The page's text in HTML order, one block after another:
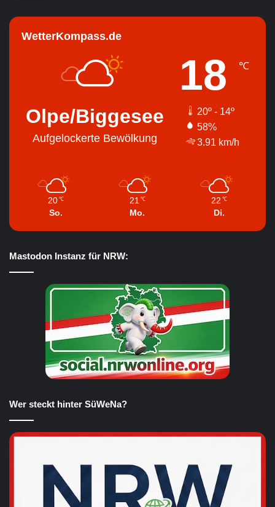
WetterKompass.de
Olpe/Biggesee
Aufgelockerte Bewölkung
18 ℃
20º - 14º
58%
3.91 km/h
20 ℃
So.
21 ℃
Mo.
22 ℃
Di.
Mastodon Instanz für NRW:
Wer steckt hinter SüWeNa?